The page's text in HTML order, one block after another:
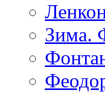
Зима.